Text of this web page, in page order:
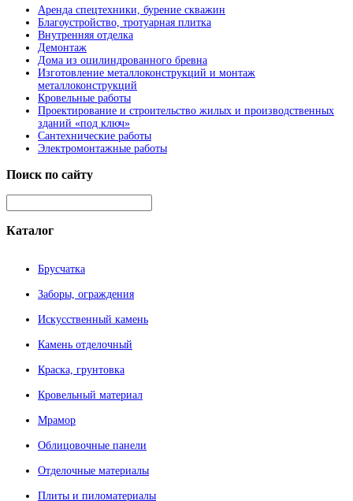
Аренда спецтехники, бурение скважин
Благоустройство, тротуарная плитка
Внутренняя отделка
Демонтаж
Дома из оцилиндрованного бревна
Изготовление металлоконструкций и монтаж
металлоконструкций
Кровельные работы
Проектирование и строительство жилых и производственных
зданий «под ключ»
Сантехнические работы
Электромонтажные работы
Поиск по сайту
Каталог
Брусчатка
Заборы, ограждения
Искусственный камень
Камень отделочный
Краска, грунтовка
Кровельный материал
Мрамор
Облицовочные панели
Отделочные материалы
Плиты и пиломатериалы